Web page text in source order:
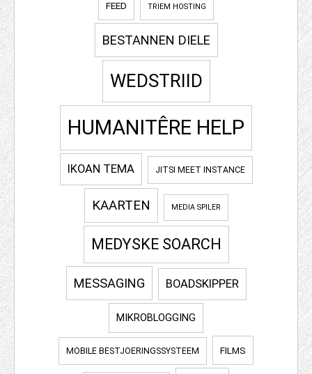
FEED TRIEM HOSTING
BESTANNEN DIELE
WEDSTRIID
HUMANITÊRE HELP
IKOAN TEMA JITSI MEET INSTANCE
KAARTEN MEDIA SPILER
MEDYSKE SOARCH
MESSAGING BOADSKIPPER
MIKROBLOGGING
MOBILE BESTJOERINGSSYSTEEM FILMS